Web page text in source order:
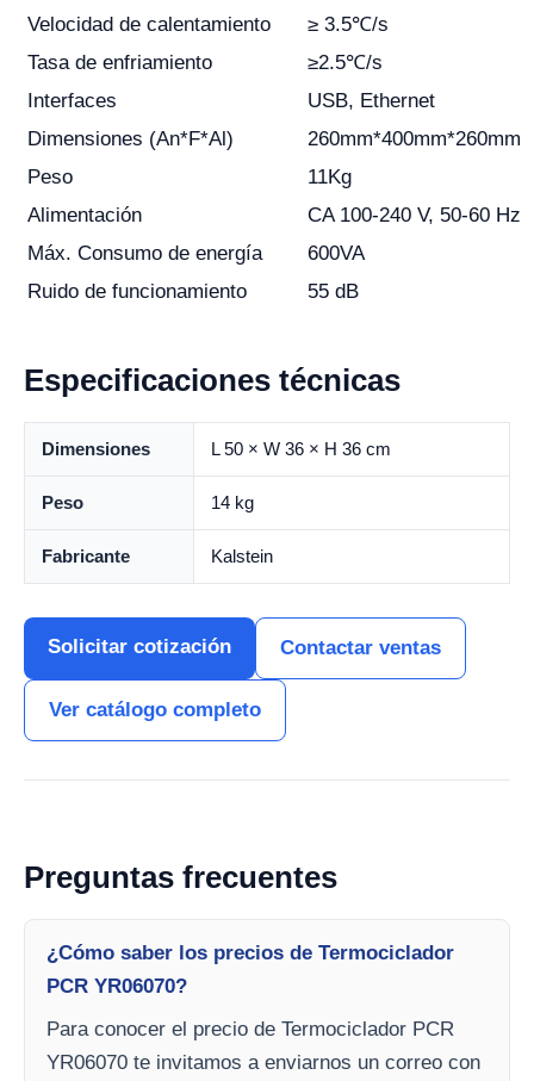
Velocidad de calentamiento
≥ 3.5℃/s
Tasa de enfriamiento
≥2.5℃/s
Interfaces
USB, Ethernet
Dimensiones (An*F*Al)
260mm*400mm*260mm
Peso
11Kg
Alimentación
CA 100-240 V, 50-60 Hz
Máx. Consumo de energía
600VA
Ruido de funcionamiento
55 dB
Especificaciones técnicas
Dimensiones L 50 × W 36 × H 36 cm
Peso 14 kg
Fabricante Kalstein
Solicitar cotización Contactar ventas
Ver catálogo completo
Preguntas frecuentes
¿Cómo saber los precios de Termociclador
PCR YR06070?
Para conocer el precio de Termociclador PCR
YR06070 te invitamos a enviarnos un correo con